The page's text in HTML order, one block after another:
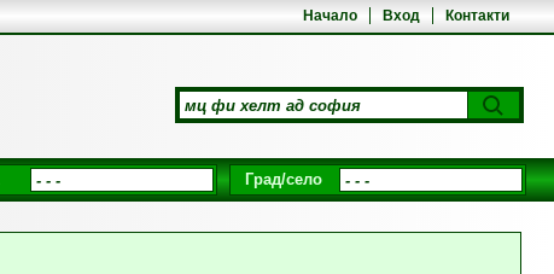
Начало Вход Контакти
Град/село